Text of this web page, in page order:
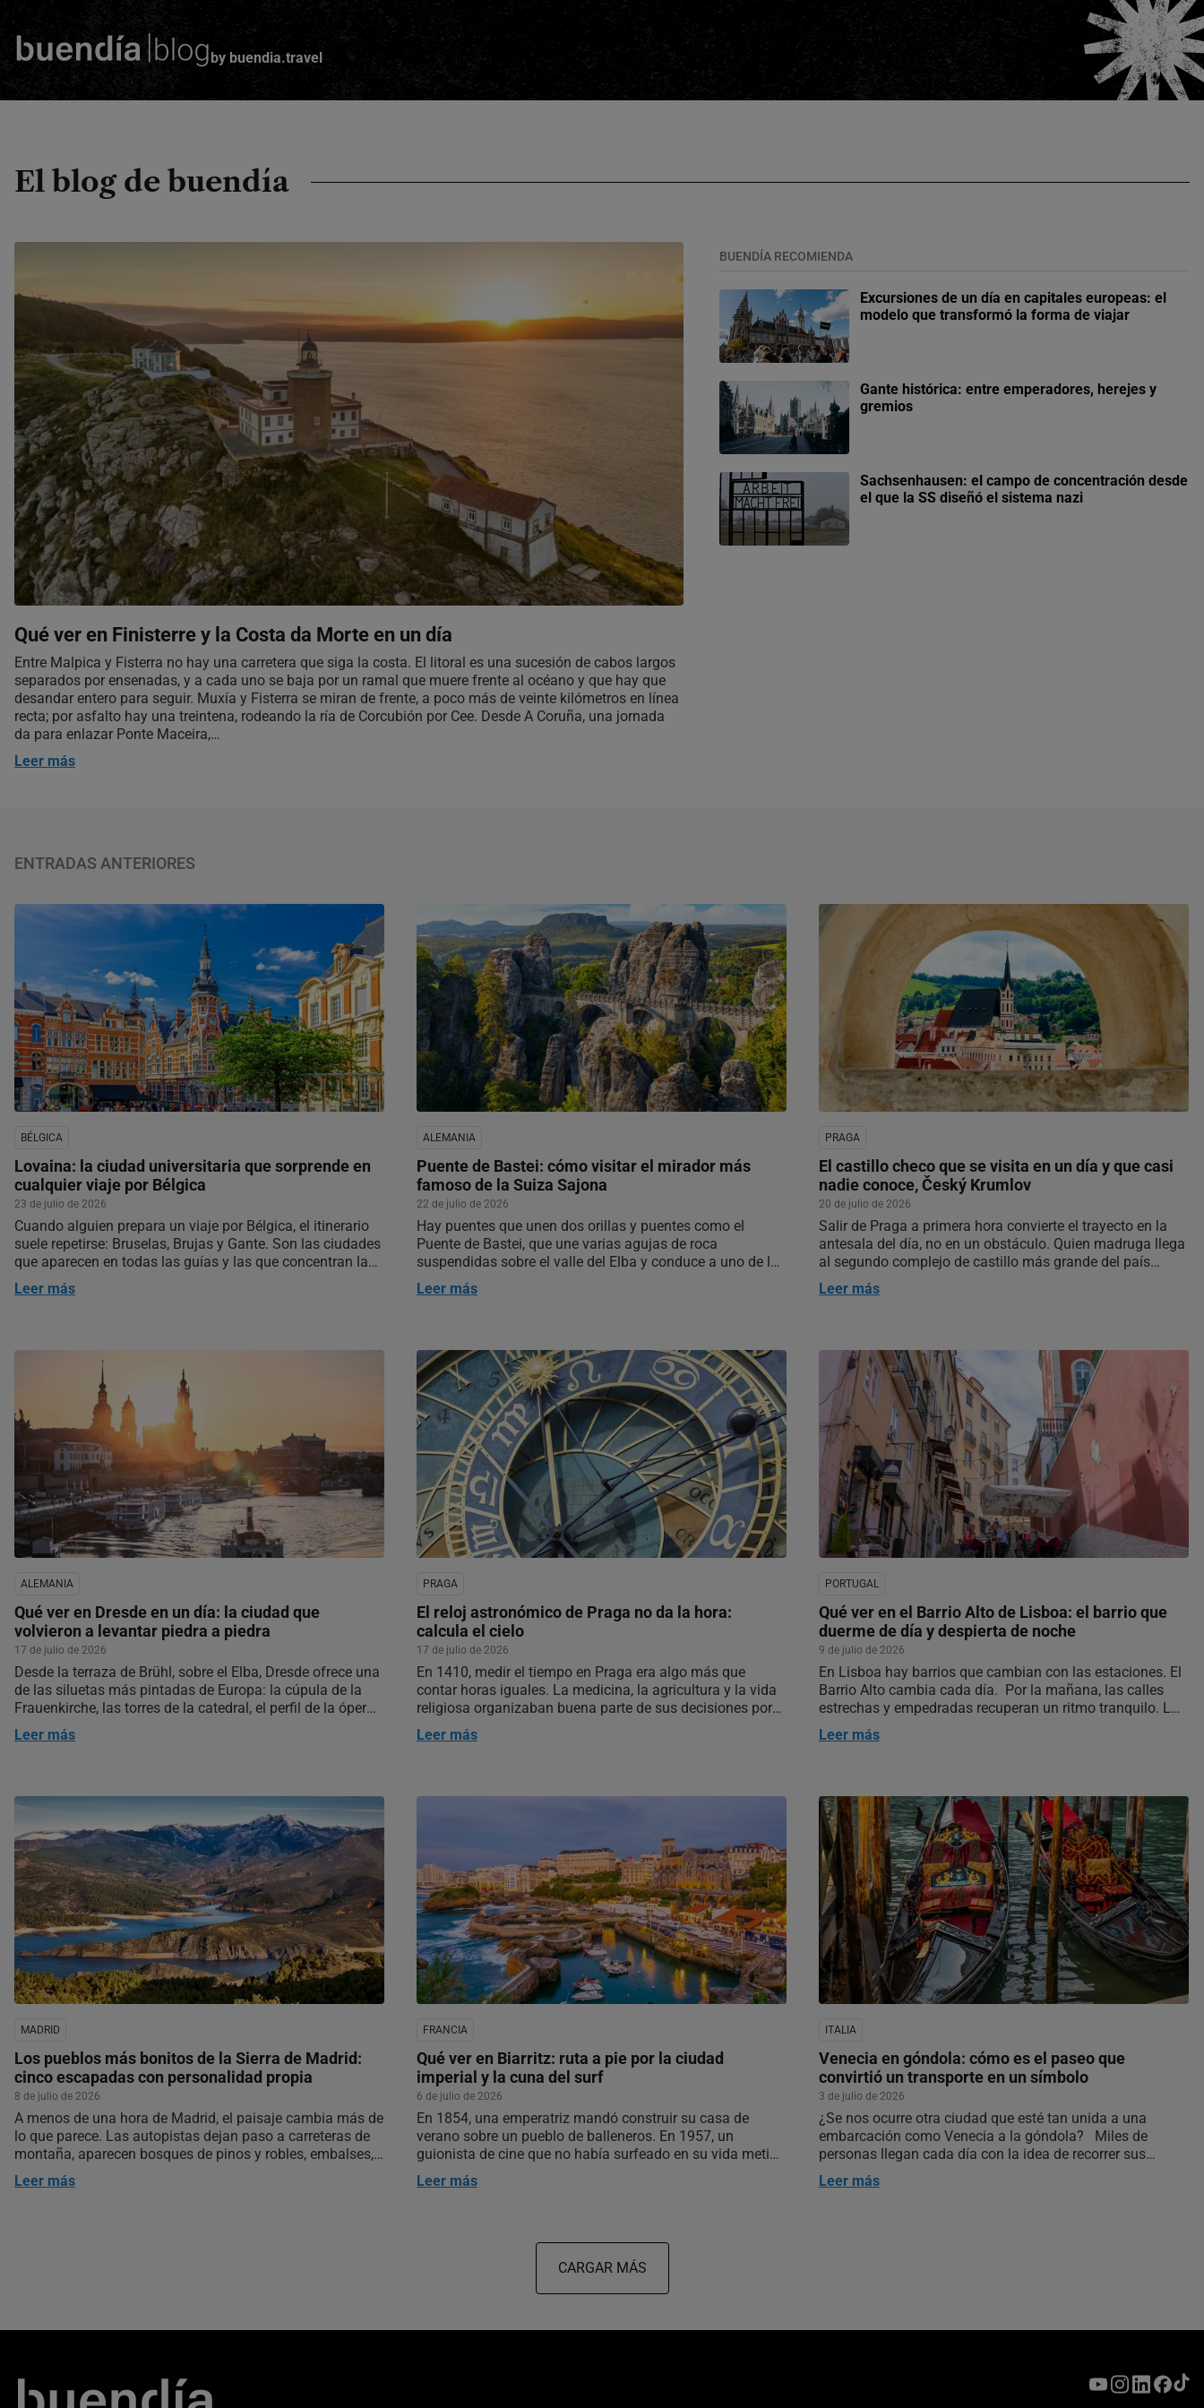
to
by buendia.travel
El blog de buendía
Qué ver en Finisterre y la Costa da Morte en un día
Entre Malpica y Fisterra no hay una carretera que siga la costa. El litoral es una sucesión de cabos largos
separados por ensenadas, y a cada uno se baja por un ramal que muere frente al océano y que hay que
desandar entero para seguir. Muxía y Fisterra se miran de frente, a poco más de veinte kilómetros en línea
recta; por asfalto hay una treintena, rodeando la ría de Corcubión por Cee. Desde A Coruña, una jornada
da para enlazar Ponte Maceira,…
Leer más
BUENDÍA RECOMIENDA
Excursiones de un día en capitales europeas: el
modelo que transformó la forma de viajar
Gante histórica: entre emperadores, herejes y
gremios
Sachsenhausen: el campo de concentración desde
el que la SS diseñó el sistema nazi
ENTRADAS ANTERIORES
BÉLGICA
Lovaina: la ciudad universitaria que sorprende en
cualquier viaje por Bélgica
23 de julio de 2026
Cuando alguien prepara un viaje por Bélgica, el itinerario
suele repetirse: Bruselas, Brujas y Gante. Son las ciudades
que aparecen en todas las guías y las que concentran la
mayor parte de los viajeros. Sin embargo, a menos de
media hora de Bruselas hay una ciudad que muchos…
Leer más
ALEMANIA
Puente de Bastei: cómo visitar el mirador más
famoso de la Suiza Sajona
22 de julio de 2026
Hay puentes que unen dos orillas y puentes como el
Puente de Bastei, que une varias agujas de roca
suspendidas sobre el valle del Elba y conduce a uno de los
miradores más espectaculares de Alemania. Quien lo ve
por primera vez suele fijarse en el puente: parece
Leer más
PRAGA
El castillo checo que se visita en un día y que casi
nadie conoce, Český Krumlov
20 de julio de 2026
Salir de Praga a primera hora convierte el trayecto en la
antesala del día, no en un obstáculo. Quien madruga llega
al segundo complejo de castillo más grande del país
antes de que se formen las colas que sí existen en el
castillo de la capital, con la mañana entera por delante…
Leer más
ALEMANIA
Qué ver en Dresde en un día: la ciudad que
volvieron a levantar piedra a piedra
17 de julio de 2026
Desde la terraza de Brühl, sobre el Elba, Dresde ofrece una
de las siluetas más pintadas de Europa: la cúpula de la
Frauenkirche, las torres de la catedral, el perfil de la ópera,
todo en arenisca dorada sobre el río. Parece que lleve ahí,
idéntica, trescientos años. Casi…
Leer más
PRAGA
El reloj astronómico de Praga no da la hora:
calcula el cielo
17 de julio de 2026
En 1410, medir el tiempo en Praga era algo más que
contar horas iguales. La medicina, la agricultura y la vida
religiosa organizaban buena parte de sus decisiones por
la posición del Sol, las fases de la Luna y un calendario en
el que la astronomía y la astrología eran todavía…
Leer más
PORTUGAL
Qué ver en el Barrio Alto de Lisboa: el barrio que
duerme de día y despierta de noche
9 de julio de 2026
En Lisboa hay barrios que cambian con las estaciones. El
Barrio Alto cambia cada día. Por la mañana, las calles
estrechas y empedradas recuperan un ritmo tranquilo. Los
vecinos hacen la compra, las persianas empiezan a
levantarse y los pequeños comercios ocupan el espacio…
Leer más
MADRID
Los pueblos más bonitos de la Sierra de Madrid:
cinco escapadas con personalidad propia
8 de julio de 2026
A menos de una hora de Madrid, el paisaje cambia más de
lo que parece. Las autopistas dejan paso a carreteras de
montaña, aparecen bosques de pinos y robles, embalses,
puertos de montaña y pueblos que crecieron cuando la
capital todavía era una villa mucho más pequeña que
Leer más
FRANCIA
Qué ver en Biarritz: ruta a pie por la ciudad
imperial y la cuna del surf
6 de julio de 2026
En 1854, una emperatriz mandó construir su casa de
verano sobre un pueblo de balleneros. En 1957, un
guionista de cine que no había surfeado en su vida metió
una tabla en el agua a un kilómetro de allí. Entre esas dos
fechas se levantó casi todo lo que hoy llena las guías: el…
Leer más
ITALIA
Venecia en góndola: cómo es el paseo que
convirtió un transporte en un símbolo
3 de julio de 2026
¿Se nos ocurre otra ciudad que esté tan unida a una
embarcación como Venecia a la góndola? Miles de
personas llegan cada día con la idea de recorrer sus
canales a bordo de una. Algunos viajeros lo hacen
buscando una imagen que llevan años viendo en películas
Leer más
CARGAR MÁS